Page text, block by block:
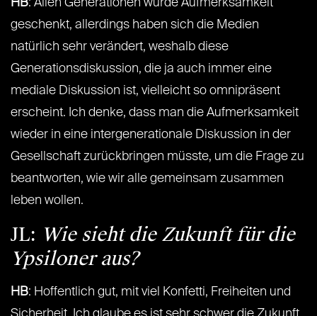
HB: Allen Generationen wurde Aufmerksamkeit
geschenkt, allerdings haben sich die Medien
natürlich sehr verändert, weshalb diese
Generationsdiskussion, die ja auch immer eine
mediale Diskussion ist, vielleicht so omnipräsent
erscheint. Ich denke, dass man die Aufmerksamkeit
wieder in eine intergenerationale Diskussion in der
Gesellschaft zurückbringen müsste, um die Frage zu
beantworten, wie wir alle gemeinsam zusammen
leben wollen.
JL: Wie sieht die Zukunft für die
Ypsiloner aus?
HB: Hoffentlich gut, mit viel Konfetti, Freiheiten und